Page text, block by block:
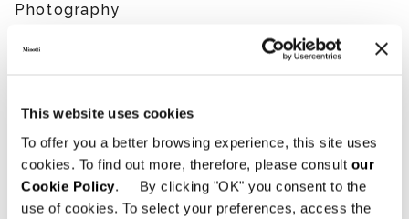
This website uses cookies
To offer you a better browsing experience, this site uses
cookies. To find out more, therefore, please consult our
Cookie Policy. By clicking "OK" you consent to the
use of cookies. To select your preferences, access the
Photography
SHARE FIND A DEALER